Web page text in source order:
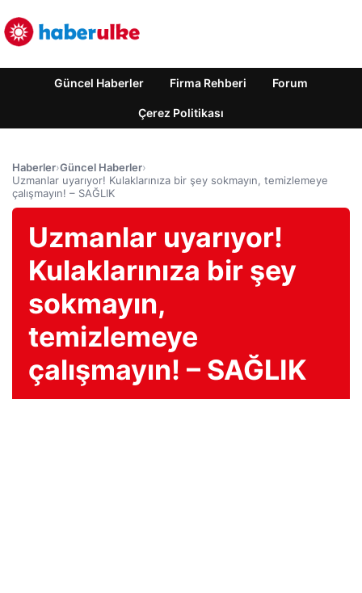
Güncel Haberler Firma Rehberi Forum
Çerez Politikası
Haberler›Güncel Haberler›
Uzmanlar uyarıyor! Kulaklarınıza bir şey sokmayın, temizlemeye
çalışmayın! – SAĞLIK
Uzmanlar uyarıyor!
Kulaklarınıza bir şey
sokmayın,
temizlemeye
çalışmayın! – SAĞLIK